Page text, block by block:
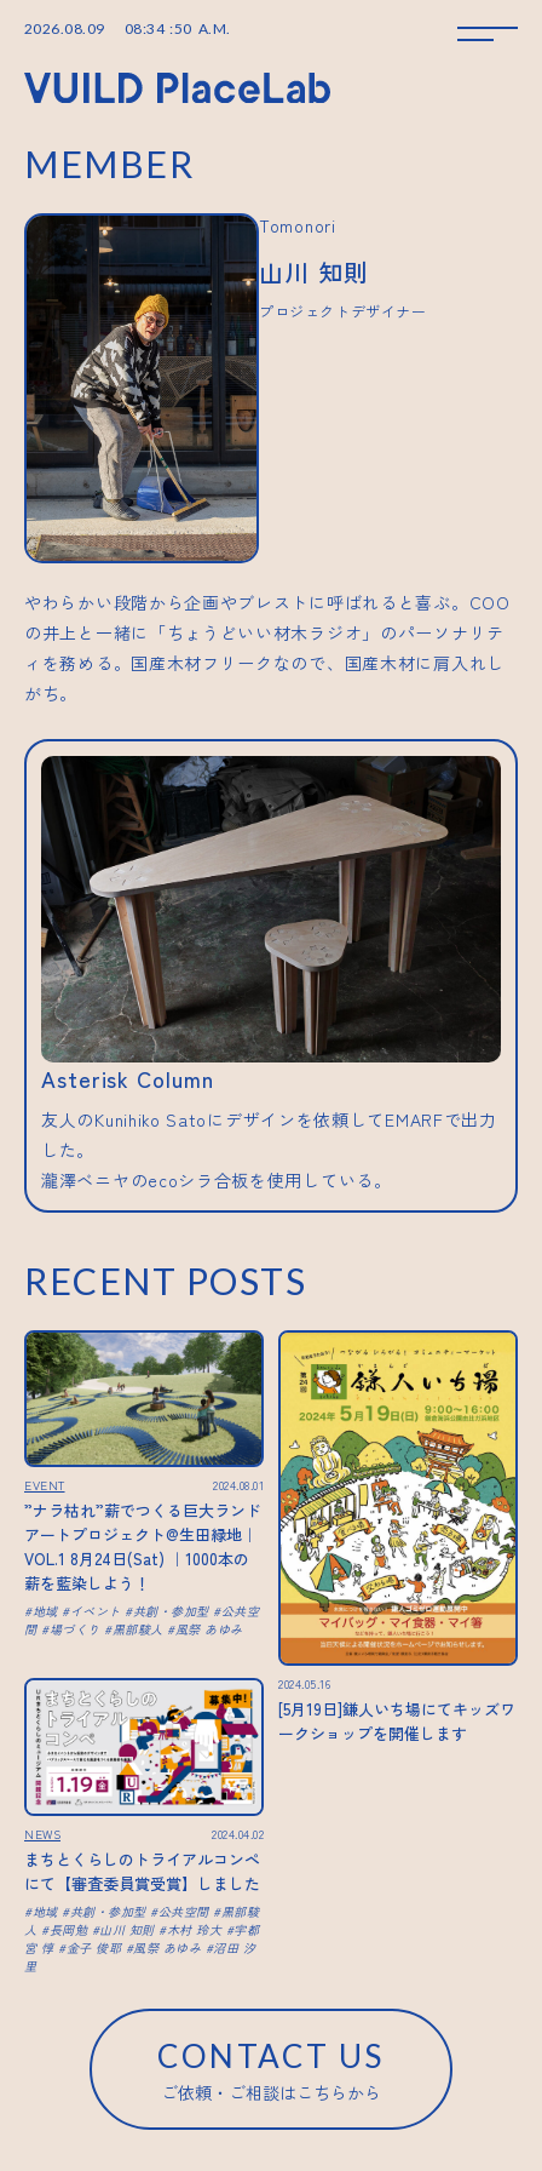
2026.08.09 08:34 :50 A.M.
MEMBER
Tomonori
山川 知則
プロジェクトデザイナー
やわらかい段階から企画やブレストに呼ばれると喜ぶ。COO
の井上と一緒に「ちょうどいい材木ラジオ」のパーソナリテ
ィを務める。国産木材フリークなので、国産木材に肩入れし
がち。
Asterisk Column
友人のKunihiko Satoにデザインを依頼してEMARFで出力
した。
瀧澤ベニヤのecoシラ合板を使用している。
RECENT POSTS
EVENT 2024.08.01
”ナラ枯れ”薪でつくる巨大ランド
アートプロジェクト@生田緑地｜
VOL.1 8月24日(Sat) ｜1000本の
薪を藍染しよう！
地域 イベント 共創・参加型
公共空
間
場づくり 黒部駿人 風祭 あゆみ
2024.05.16
[5月19日]鎌人いち場にてキッズワ
ークショップを開催します
NEWS 2024.04.02
まちとくらしのトライアルコンペ
にて【審査委員賞受賞】しました
地域 共創・参加型 公共空間
黒部駿
人
長岡勉 山川 知則 木村 玲大
宇都
宮 惇
金子 俊耶 風祭 あゆみ
沼田 汐
里
CONTACT US
ご依頼・ご相談はこちらから